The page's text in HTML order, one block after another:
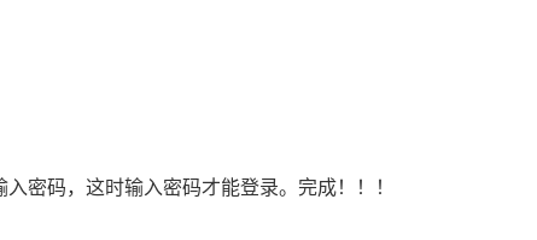
码，这时输入密码才能登录。完成！！！